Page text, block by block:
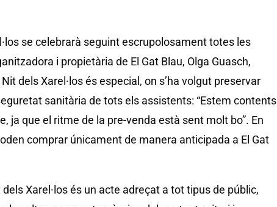
se celebrarà seguint escrupolosament totes les
i propietària de El Gat Blau, Olga Guasch,
dels Xarel·los és especial, on s’ha volgut preservar
sanitària de tots els assistents: “Estem contents
ja que el ritme de la pre-venda està sent molt bo”. En
comprar únicament de manera anticipada a El Gat
Xarel·los és un acte adreçat a tot tipus de públic,